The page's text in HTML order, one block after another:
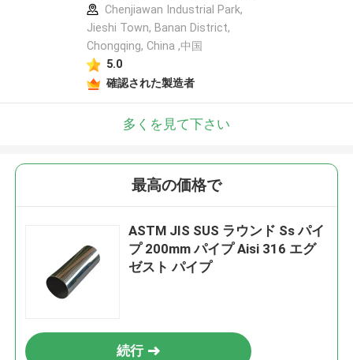
ル Chenjiawan Industrial Park,
Jieshi Town, Banan District,
Chongqing, China ,中国
5.0
確認された製造者
多くを見て下さい
最高の価格で
ASTM JIS SUS ラウンド Ss パイ
プ 200mm パイプ Aisi 316 エグ
ゼスト パイプ
続行